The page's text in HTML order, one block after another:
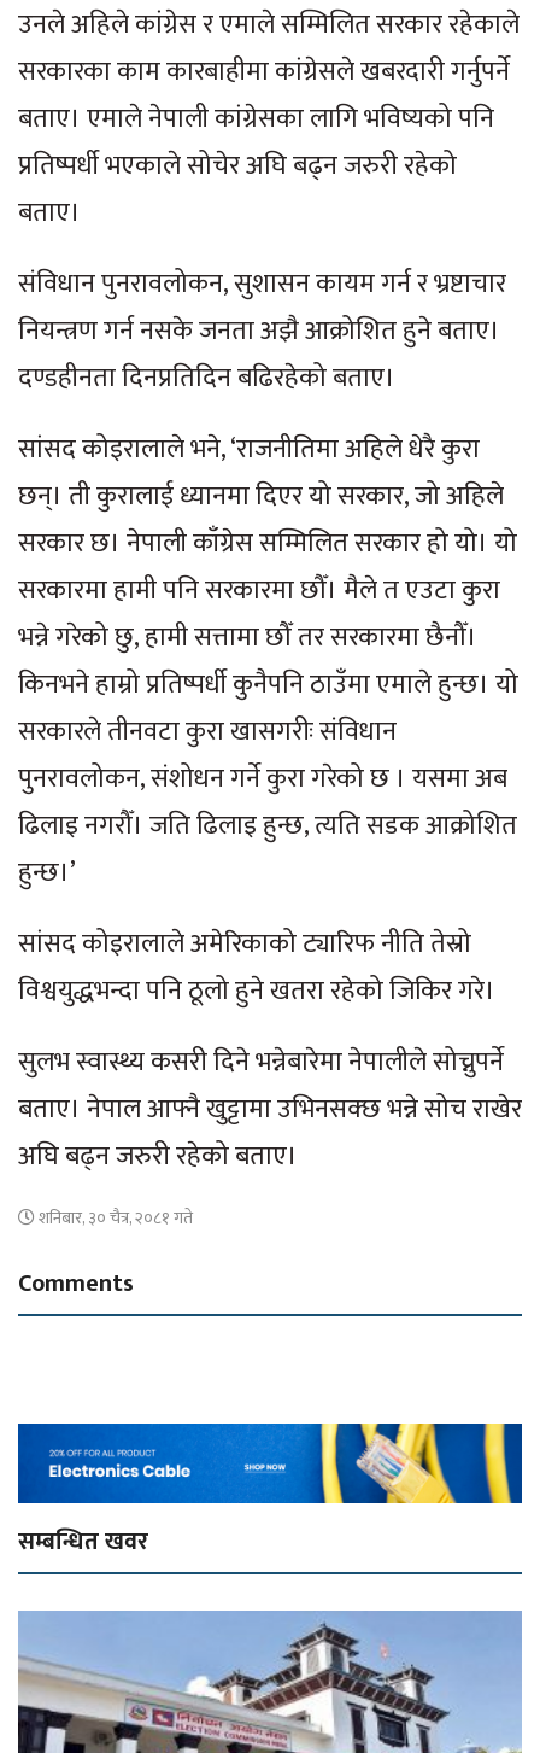
उनले अहिले कांग्रेस र एमाले सम्मिलित सरकार रहेकाले
सरकारका काम कारबाहीमा कांग्रेसले खबरदारी गर्नुपर्ने
बताए। एमाले नेपाली कांग्रेसका लागि भविष्यको पनि
प्रतिष्पर्धी भएकाले सोचेर अघि बढ्न जरुरी रहेको
बताए।
संविधान पुनरावलोकन, सुशासन कायम गर्न र भ्रष्टाचार
नियन्त्रण गर्न नसके जनता अझै आक्रोशित हुने बताए।
दण्डहीनता दिनप्रतिदिन बढिरहेको बताए।
सांसद कोइरालाले भने, ‘राजनीतिमा अहिले धेरै कुरा
छन्। ती कुरालाई ध्यानमा दिएर यो सरकार, जो अहिले
सरकार छ। नेपाली काँग्रेस सम्मिलित सरकार हो यो। यो
सरकारमा हामी पनि सरकारमा छौँ। मैले त एउटा कुरा
भन्ने गरेको छु, हामी सत्तामा छौँ तर सरकारमा छैनौँ।
किनभने हाम्रो प्रतिष्पर्धी कुनैपनि ठाउँमा एमाले हुन्छ। यो
सरकारले तीनवटा कुरा खासगरीः संविधान
पुनरावलोकन, संशोधन गर्ने कुरा गरेको छ । यसमा अब
ढिलाइ नगरौँ। जति ढिलाइ हुन्छ, त्यति सडक आक्रोशित
हुन्छ।’
सांसद कोइरालाले अमेरिकाको ट्यारिफ नीति तेस्रो
विश्वयुद्धभन्दा पनि ठूलो हुने खतरा रहेको जिकिर गरे।
सुलभ स्वास्थ्य कसरी दिने भन्नेबारेमा नेपालीले सोच्नुपर्ने
बताए। नेपाल आफ्नै खुट्टामा उभिनसक्छ भन्ने सोच राखेर
अघि बढ्न जरुरी रहेको बताए।
शनिबार, ३० चैत्र, २०८१ गते
Comments
सम्बन्धित खवर